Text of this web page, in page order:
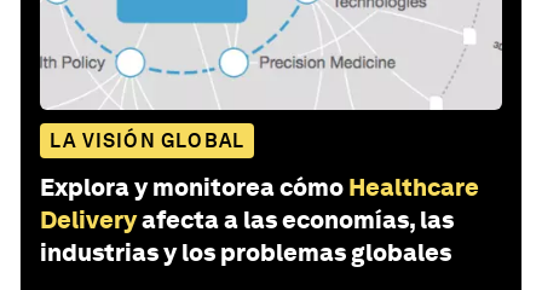
LA VISIÓN GLOBAL
Explora y monitorea cómo Healthcare
Deliveryafecta a las economías, las
industrias y los problemas globales